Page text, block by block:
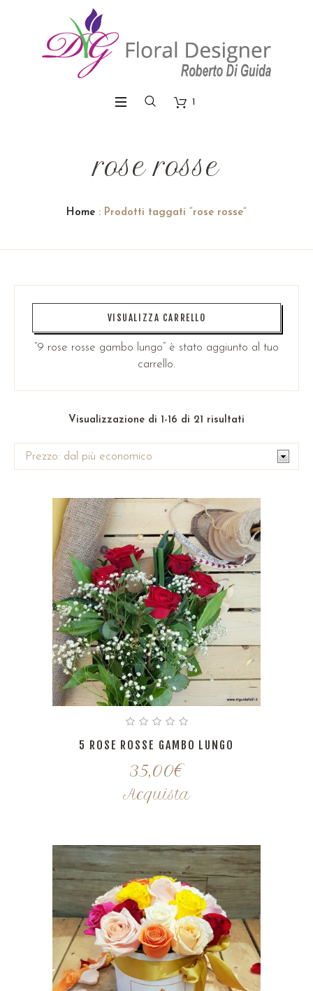
1
rose rosse
Home : Prodotti taggati “rose rosse”
VISUALIZZA CARRELLO
“9 rose rosse gambo lungo” è stato aggiunto al tuo
carrello.
Visualizzazione di 1-16 di 21 risultati
5 ROSE ROSSE GAMBO LUNGO
35,00€
Acquista